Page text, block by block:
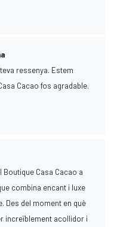
ressenya. Estem
Cacao fos agradable.
Boutique Casa Cacao a
combina encant i luxe
Des del moment en què
increïblement acollidor i